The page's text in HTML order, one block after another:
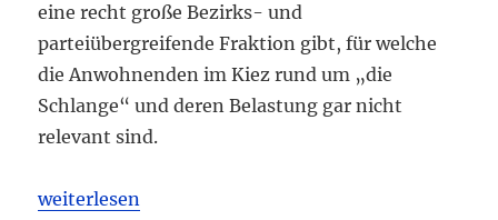
eine recht große Bezirks- und
parteiübergreifende Fraktion gibt, für welche
die Anwohnenden im Kiez rund um „die
Schlange“ und deren Belastung gar nicht
relevant sind.
„Politische Anfragen zum Schlangenbader Tunnel“
weiterlesen